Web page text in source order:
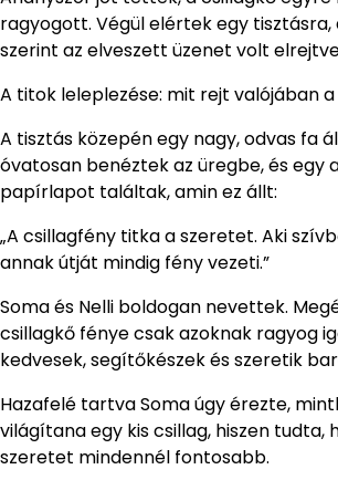
ragyogott. Végül elértek egy
szerint az elveszett üzenet volt
A titok leleplezése: mit rejt valójában
A tisztás közepén egy nagy, odvas fa
óvatosan benéztek az üregbe, és egy
papírlapot találtak, amin ez állt:
„A csillagfény titka a szeretet. Aki
annak útját mindig fény vezeti.”
Soma és Nelli boldogan nevettek.
csillagkő fénye csak azoknak ragyog
kedvesek, segítőkészek és szeretik
Hazafelé tartva Soma úgy érezte,
világítana egy kis csillag, hiszen tudta,
szeretet mindennél fontosabb.